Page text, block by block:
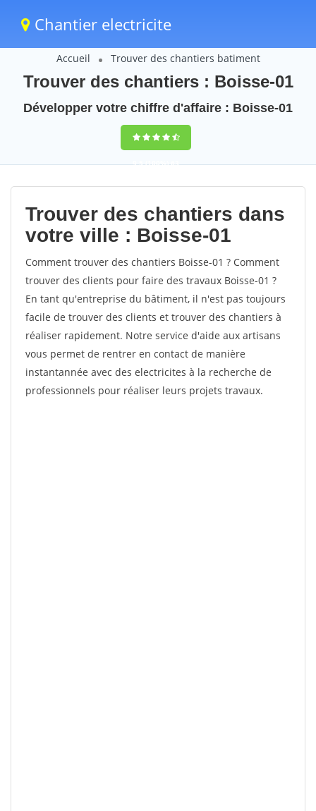
Chantier electricite
Accueil Trouver des chantiers batiment
Trouver des chantiers : Boisse-01
Développer votre chiffre d'affaire : Boisse-01
9,5(100%)63
votes
Trouver des chantiers dans
votre ville : Boisse-01
Comment trouver des chantiers Boisse-01 ? Comment
trouver des clients pour faire des travaux Boisse-01 ?
En tant qu'entreprise du bâtiment, il n'est pas toujours
facile de trouver des clients et trouver des chantiers à
réaliser rapidement. Notre service d'aide aux artisans
vous permet de rentrer en contact de manière
instantannée avec des electricites à la recherche de
professionnels pour réaliser leurs projets travaux.